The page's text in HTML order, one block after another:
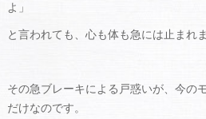
よ」
と言われても、心も体も急には止まれ
その急ブレーキによる戸惑いが、今の
だけなのです。